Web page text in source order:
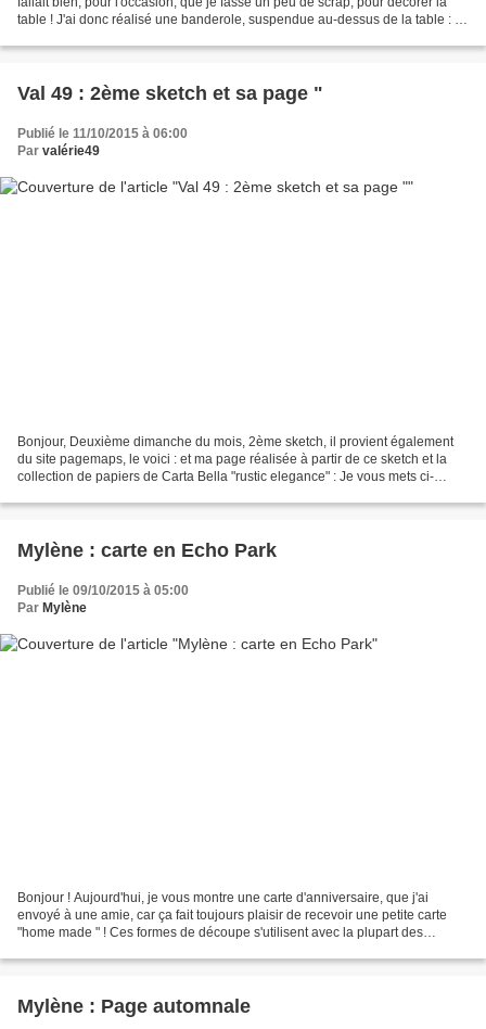
table ! J'ai donc réalisé une banderole, suspendue au-dessus de la table : et
Val 49 : 2ème sketch et sa page "
Publié le 11/10/2015 à 06:00
Par valérie49
Bonjour, Deuxième dimanche du mois, 2ème sketch, il provient également
du site pagemaps, le voici : et ma page réalisée à partir de ce sketch et la
collection de papiers de Carta Bella "rustic elegance" : Je vous mets ci-
Mylène : carte en Echo Park
Publié le 09/10/2015 à 05:00
Par Mylène
Bonjour ! Aujourd'hui, je vous montre une carte d'anniversaire, que j'ai
envoyé à une amie, car ça fait toujours plaisir de recevoir une petite carte
"home made " ! Ces formes de découpe s'utilisent avec la plupart des
Mylène : Page automnale